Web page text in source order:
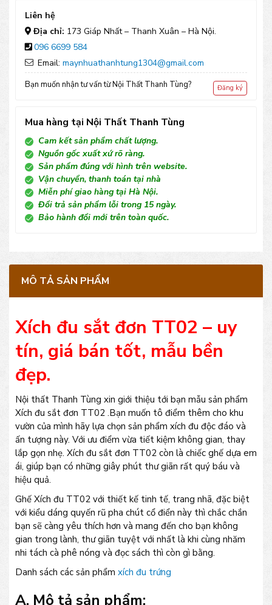
lượng
Liên hệ
Địa chỉ: 173 Giáp Nhất – Thanh Xuân – Hà Nội.
096 6699 584
Email: maynhuathanhtung1304@gmail.com
Bạn muốn nhận tư vấn từ Nội Thất Thanh Tùng? Đăng ký
Mua hàng tại Nội Thất Thanh Tùng
Cam kết sản phẩm chất lượng.
Nguồn gốc xuất xứ rõ ràng.
Sản phẩm đúng với hình trên website.
Vận chuyển, thanh toán tại nhà
Miễn phí giao hàng tại Hà Nội.
Đổi trả sản phẩm lỗi trong 15 ngày.
Bảo hành đổi mới trên toàn quốc.
MÔ TẢ SẢN PHẨM
Xích đu sắt đơn TT02 – uy
tín, giá bán tốt, mẫu bền
đẹp.
Nội thất Thanh Tùng xin giới thiệu tới bạn mẫu sản phẩm
Xích đu sắt đơn TT02 .Bạn muốn tô điểm thêm cho khu
vườn của mình hãy lựa chọn sản phẩm xích đu độc đáo và
ấn tượng này. Với ưu điểm vừa tiết kiệm không gian, thay
lắp gọn nhẹ. Xích đu sắt đơn TT02 còn là chiếc ghế dựa em
ái, giúp bạn có những giây phút thư giãn rất quý báu và
hiệu quả.
Ghế Xích đu TT02 với thiết kế tinh tế, trang nhã, đặc biệt
với kiểu dáng quyến rũ pha chút cổ điển này thì chắc chắn
bạn sẽ càng yêu thích hơn và mang đến cho bạn không
gian trong lành, thư giãn tuyệt với nhất là khi cùng nhăm
nhi tách cà phê nóng và đọc sách thì còn gì bằng.
Danh sách các sản phẩm xích đu trứng
A. Mô tả sản phẩm: